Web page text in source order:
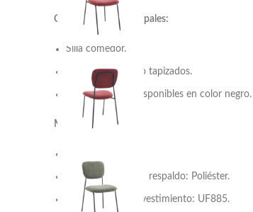
Características principales:
Silla comedor.
Asiento y respaldo tapizados.
Patas metálicas disponibles en color negro.
Materiales:
Material asiento y respaldo: Poliéster.
Color de tela o revestimiento: UF885.